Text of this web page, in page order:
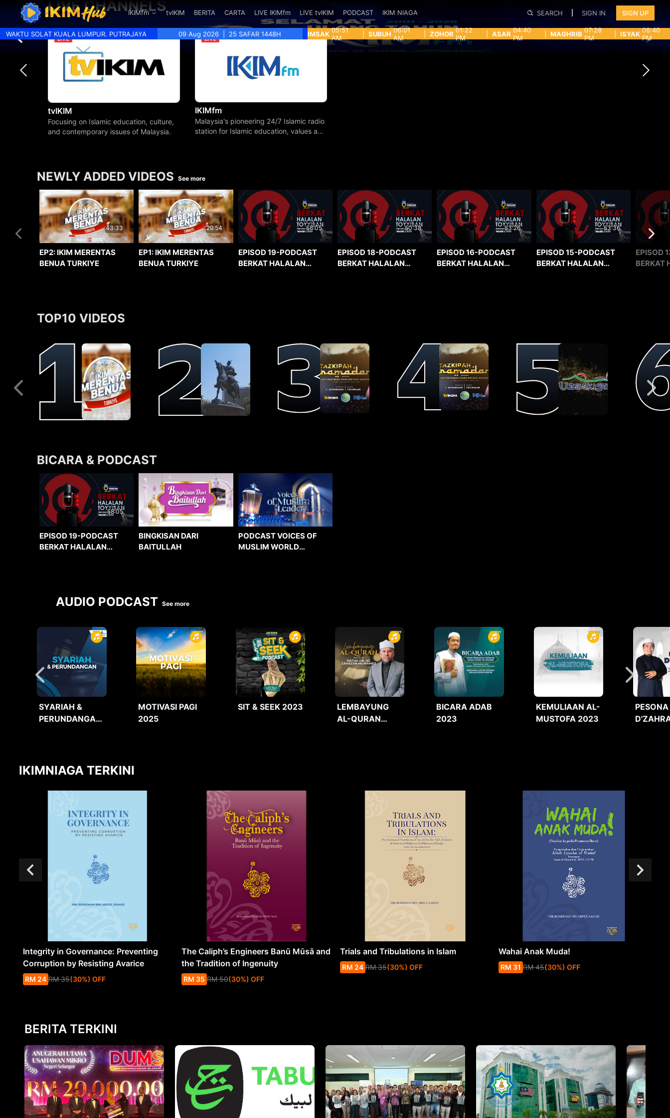
IKIMfm tvIKIM BERITA CARTA LIVE IKIMfm LIVE tvIKIM PODCAST IKIM NIAGA SEARCH SIGN IN SIGN UP
WAKTU SOLAT KUALA LUMPUR. PUTRAJAYA 09 Aug 2026 25 SAFAR 1448H IMSAK 05:51
AM
SUBUH 06:01
AM
ZOHOR 01:22
PM
ASAR 04:40
PM
MAGHRIB 07:28
PM
ISYAK 08:40
PM
LIVE CHANNELS
tvIKIM
Focusing on Islamic education, culture,
and contemporary issues of Malaysia.
IKIMfm
Malaysia's pioneering 24/7 Islamic radio
station for Islamic education, values and
NEWLY ADDED VIDEOS See more
43:33
EP2: IKIM MERENTAS
BENUA TURKIYE
29:54
EP1: IKIM MERENTAS
BENUA TURKIYE
58:05
EPISOD 19-PODCAST
BERKAT HALALAN
50:38
EPISOD 18-PODCAST
BERKAT HALALAN
53:26
EPISOD 16-PODCAST
BERKAT HALALAN
53:36
EPISOD 15-PODCAST
BERKAT HALALAN
EPISOD
BERKAT
TOP10 VIDEOS
BICARA & PODCAST
58:05
EPISOD 19-PODCAST
BERKAT HALALAN
BINGKISAN DARI
BAITULLAH
PODCAST VOICES OF
MUSLIM WORLD
AUDIO PODCAST See more
SYARIAH &
PERUNDANGAN
MOTIVASI PAGI
2025
SIT & SEEK 2023
LEMBAYUNG
AL-QURAN
BICARA ADAB
2023
KEMULIAAN AL-
MUSTOFA 2023
PESONA
IKIMNIAGA TERKINI
Integrity in Governance: Preventing
Corruption by Resisting Avarice
RM 24 RM 35(30%) OFF
The Caliph’s Engineers Banū Mūsā and
the Tradition of Ingenuity
RM 35 RM 50(30%) OFF
Trials and Tribulations in Islam
RM 24 RM 35(30%) OFF
Wahai Anak Muda!
RM 31 RM 45(30%) OFF
BERITA TERKINI